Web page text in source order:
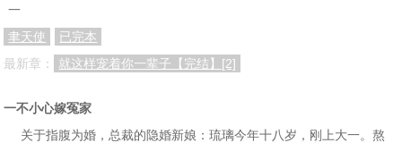
一
聿天使
已完本
最新章：
就这样宠着你一辈子【完结】[2]
一不小心嫁冤家
关于指腹为婚，总裁的隐婚新娘：琉璃今年十八岁，刚上大一。熬